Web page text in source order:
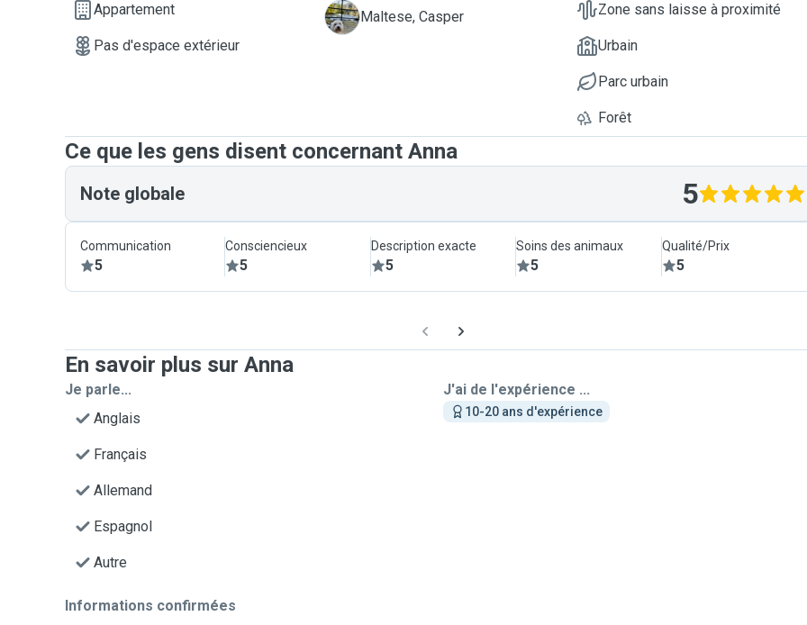
Appartement
Pas d'espace extérieur
C
Maltese, Casper
Zone sans laisse à proximité
Urbain
Parc urbain
Forêt
Ce que les gens disent concernant Anna
Note globale 5
Communication
5
Consciencieux
5
Description exacte
5
Soins des animaux
5
Qualité/Prix
5
En savoir plus sur Anna
Je parle...
Anglais
Français
Allemand
Espagnol
Autre
J'ai de l'expérience ...
10-20 ans d'expérience
Informations confirmées